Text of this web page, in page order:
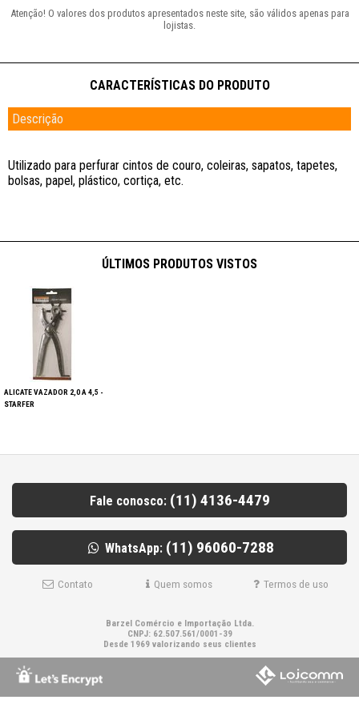
Descrição
Utilizado para perfurar cintos de couro, coleiras, sapatos, tapetes,
bolsas, papel, plástico, cortiça, etc.
ÚLTIMOS PRODUTOS VISTOS
ALICATE VAZADOR 2,0 A 4,5 -
STARFER
Fale conosco: (11) 4136-4479
WhatsApp: (11) 96060-7288
Contato Quem somos Termos de uso
Barzel Comércio e Importação Ltda.
CNPJ: 62.507.561/0001-39
Desde 1969 valorizando seus clientes